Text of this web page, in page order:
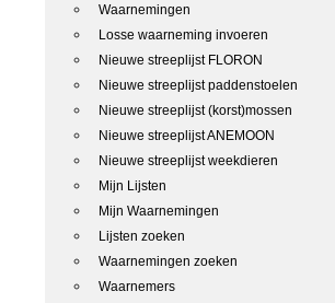
Waarnemingen
Losse waarneming invoeren
Nieuwe streeplijst FLORON
Nieuwe streeplijst paddenstoelen
Nieuwe streeplijst (korst)mossen
Nieuwe streeplijst ANEMOON
Nieuwe streeplijst weekdieren
Mijn Lijsten
Mijn Waarnemingen
Lijsten zoeken
Waarnemingen zoeken
Waarnemers